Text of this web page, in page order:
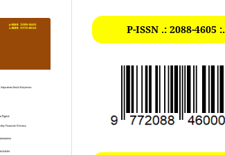
P-ISSN .: 2088-4605 :.